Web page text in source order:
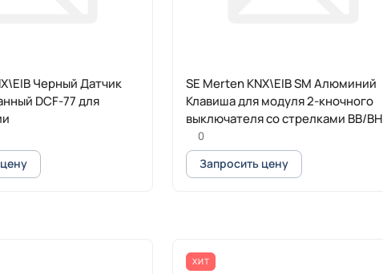
Черный Датчик
DCF-77 для
SE Merten KNX\EIB SM Алюминий
Клавиша для модуля 2-кночного
выключателя со стрелками ВВ/ВН
0
Запросить цену
ХИТ